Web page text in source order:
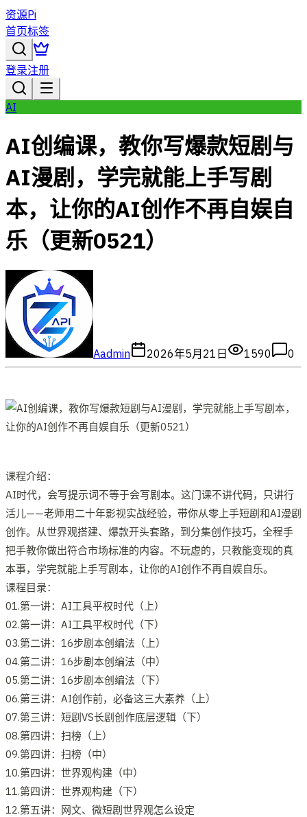
资源Pi
首页标签
登录注册
AI
AI创编课，教你写爆款短剧与
AI漫剧，学完就能上手写剧
本，让你的AI创作不再自娱自
乐（更新0521）
Aadmin 2026年5月21日 1590 0
课程介绍：
AI时代，会写提示词不等于会写剧本。这门课不讲代码，只讲行
活儿——老师用二十年影视实战经验，带你从零上手短剧和AI漫剧
创作。从世界观搭建、爆款开头套路，到分集创作技巧，全程手
把手教你做出符合市场标准的内容。不玩虚的，只教能变现的真
本事，学完就能上手写剧本，让你的AI创作不再自娱自乐。
课程目录：
01.第一讲：AI工具平权时代（上）
02.第一讲：AI工具平权时代（下）
03.第二讲：16步剧本创编法（上）
04.第二讲：16步剧本创编法（中）
05.第二讲：16步剧本创编法（下）
06.第三讲：AI创作前，必备这三大素养（上）
07.第三讲：短剧VS长剧创作底层逻辑（下）
08.第四讲：扫榜（上）
09.第四讲：扫榜（中）
10.第四讲：世界观构建（中）
11.第四讲：世界观构建（下）
12.第五讲：网文、微短剧世界观怎么设定